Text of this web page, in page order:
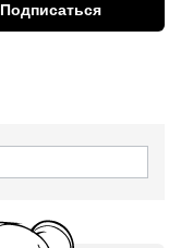
Подписаться